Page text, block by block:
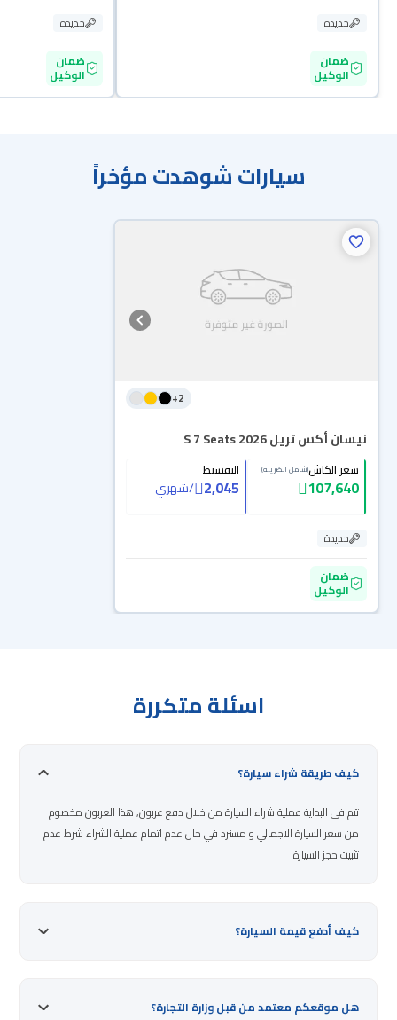
جديدة
ضمان
الوكيل
جديدة
ضمان
الوكيل
سيارات شوهدت مؤخراً
2
+
نيسان أكس تريل S 7 Seats 2026
سعر الكاش(شامل الضريبة)
107,640
التقسيط
2,045
/شهري
جديدة
ضمان
الوكيل
اسئلة متكررة
كيف طريقة شراء سيارة؟
تتم في البداية عملية شراء السيارة من خلال دفع عربون, هذا العربون مخصوم
من سعر السيارة الاجمالي و مسترد في حال عدم اتمام عملية الشراء شرط عدم
تثبيت حجز السيارة.
كيف أدفع قيمة السيارة؟
هل موقعكم معتمد من قبل وزارة التجارة؟